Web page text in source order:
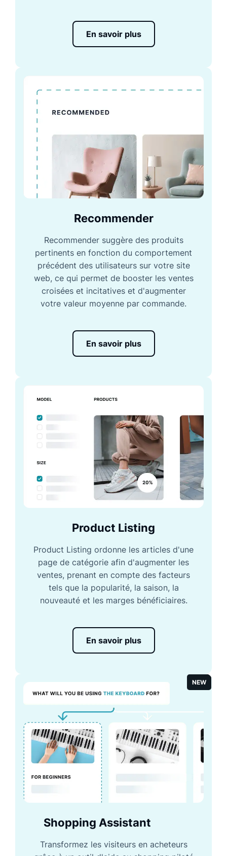
En savoir plus
Recommender
Recommender suggère des produits
pertinents en fonction du comportement
précédent des utilisateurs sur votre site
web, ce qui permet de booster les ventes
croisées et incitatives et d'augmenter
votre valeur moyenne par commande.
En savoir plus
Product Listing
Product Listing ordonne les articles d'une
page de catégorie afin d'augmenter les
ventes, prenant en compte des facteurs
tels que la popularité, la saison, la
nouveauté et les marges bénéficiaires.
En savoir plus
NEW
Shopping Assistant
Transformez les visiteurs en acheteurs